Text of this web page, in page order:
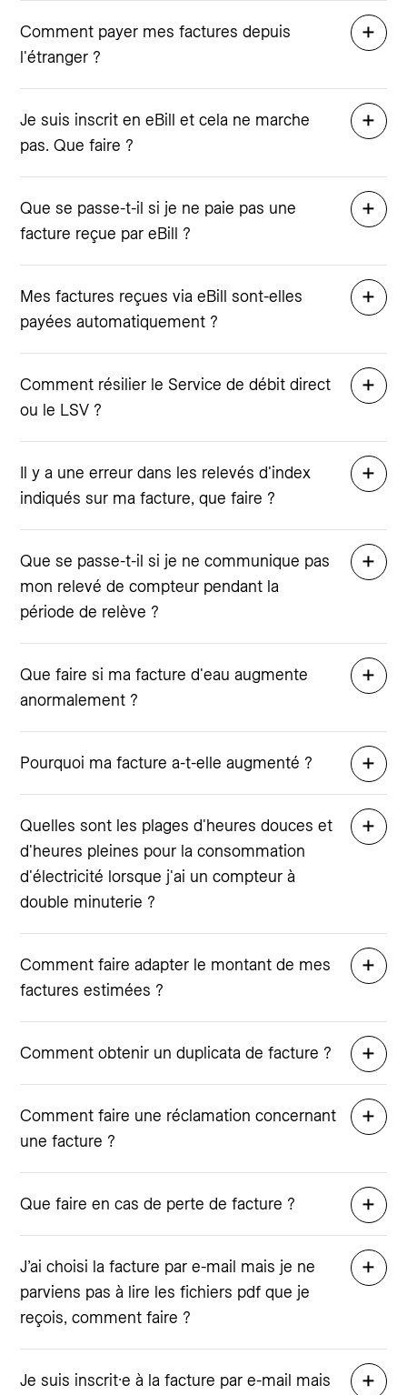
Comment payer mes factures depuis
l'étranger ?
Je suis inscrit en eBill et cela ne marche
pas. Que faire ?
Que se passe-t-il si je ne paie pas une
facture reçue par eBill ?
Mes factures reçues via eBill sont-elles
payées automatiquement ?
Comment résilier le Service de débit direct
ou le LSV ?
Il y a une erreur dans les relevés d'index
indiqués sur ma facture, que faire ?
Que se passe-t-il si je ne communique pas
mon relevé de compteur pendant la
période de relève ?
Que faire si ma facture d'eau augmente
anormalement ?
Pourquoi ma facture a-t-elle augmenté ?
Quelles sont les plages d'heures douces et
d'heures pleines pour la consommation
d'électricité lorsque j'ai un compteur à
double minuterie ?
Comment faire adapter le montant de mes
factures estimées ?
Comment obtenir un duplicata de facture ?
Comment faire une réclamation concernant
une facture ?
Que faire en cas de perte de facture ?
J’ai choisi la facture par e-mail mais je ne
parviens pas à lire les fichiers pdf que je
reçois, comment faire ?
Je suis inscrit·e à la facture par e-mail mais